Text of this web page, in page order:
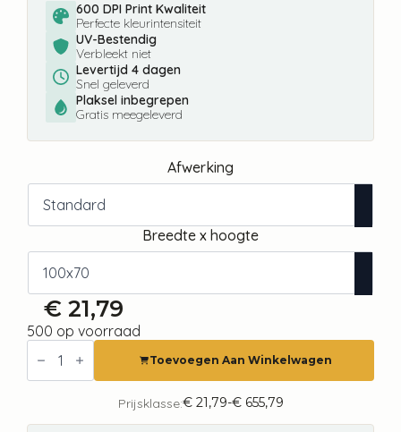
600 DPI Print Kwaliteit
Perfecte kleurintensiteit
UV-Bestendig
Verbleekt niet
Levertijd 4 dagen
Snel geleverd
Plaksel inbegrepen
Gratis meegeleverd
Afwerking
Breedte x hoogte
€ 21,79
500 op voorraad
Fotobehang
Crazy
Toevoegen Aan Winkelwagen
Prijsklasse:€21,79-€655,79
Prijsklasse:
€ 21,79